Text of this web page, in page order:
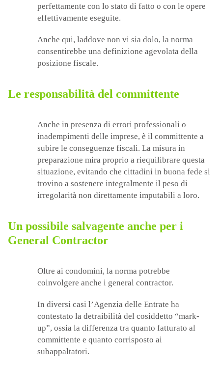
perfettamente con lo stato di fatto o con le opere
effettivamente eseguite.
Anche qui, laddove non vi sia dolo, la norma
consentirebbe una definizione agevolata della
posizione fiscale.
Le responsabilità del committente
Anche in presenza di errori professionali o
inadempimenti delle imprese, è il committente a
subire le conseguenze fiscali. La misura in
preparazione mira proprio a riequilibrare questa
situazione, evitando che cittadini in buona fede si
trovino a sostenere integralmente il peso di
irregolarità non direttamente imputabili a loro.
Un possibile salvagente anche per i
General Contractor
Oltre ai condomini, la norma potrebbe
coinvolgere anche i general contractor.
In diversi casi l’Agenzia delle Entrate ha
contestato la detraibilità del cosiddetto “mark-
up”, ossia la differenza tra quanto fatturato al
committente e quanto corrisposto ai
subappaltatori.